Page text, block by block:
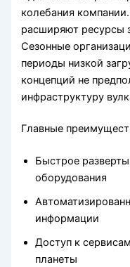
колебания
расширяют ресурсы
Сезонные
периоды низкой
концепций не
инфраструктуру
Главные
Быстрое
оборудования
информации
Доступ к
планеты